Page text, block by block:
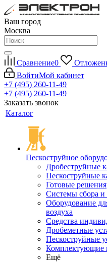
Ваш город
Москва
Сравнение0
ВойтиМой кабинет
+7 (495) 260-11-49
+7 (495) 260-11-49
Заказать звонок
Каталог
Пескоструйное
Дробеструйные
Пескоструйные
Готовые решения
Системы сбора и
Оборудование
воздуха
Средства
Дробеметные
Пескоструйные
Комплектующие
Ещё